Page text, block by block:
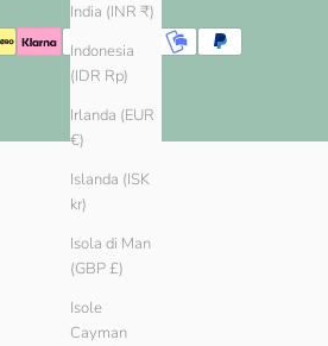
India (INR ₹)
Indonesia
(IDR Rp)
Irlanda (EUR
€)
Islanda (ISK
kr)
Isola di Man
(GBP £)
Isole
Cayman